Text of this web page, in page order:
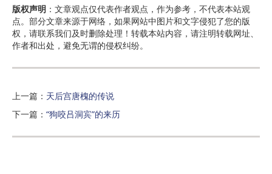
版权声明 ：文章观点仅代表作者观点，作为参考，不代表本站观
点。部分文章来源于网络，如果网站中图片和文字侵犯了您的版
权，请联系我们及时删除处理！转载本站内容，请注明转载网址、
作者和出处，避免无谓的侵权纠纷。
上一篇： 天后宫唐槐的传说
下一篇： “狗咬吕洞宾”的来历